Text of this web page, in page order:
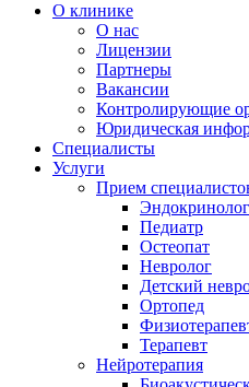
О клинике
О нас
Лицензии
Партнеры
Вакансии
Контролирующие
Юридическая
Специалисты
Услуги
Прием
Эндокринолог
Педиатр
Остеопат
Невролог
Детский
Ортопед
Терапевт
Нейротерапия